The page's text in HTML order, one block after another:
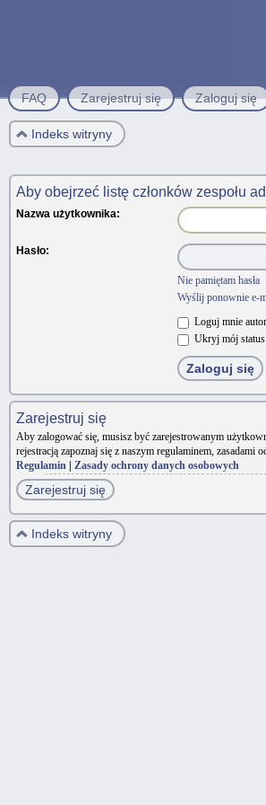
FAQ Zarejestruj się Zaloguj się
Indeks witryny
Aby obejrzeć listę członków zespołu
Nazwa użytkownika:
Hasło:
Nie pamiętam hasła
Wyślij ponownie e-
Loguj mnie
Ukryj mój
Zarejestruj się
Aby zalogować się, musisz być zarejestrowanym
rejestracją zapoznaj się z naszym regulaminem,
Regulamin
Zasady ochrony danych osobowych
Zarejestruj się
Indeks witryny